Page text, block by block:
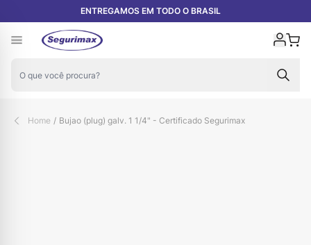
Pular para o conteúdoEXCLUSIVO PARA REVENDAS E INSTALADORAS
Home / Bujao (plug) galv. 1 1/4" - Certificado Segurimax